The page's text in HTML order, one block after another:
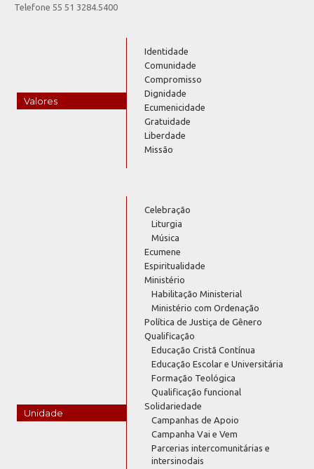
Telefone 55 51 3284.5400
Valores
Identidade
Comunidade
Compromisso
Dignidade
Ecumenicidade
Gratuidade
Liberdade
Missão
Unidade
Celebração
Liturgia
Música
Ecumene
Espiritualidade
Ministério
Habilitação Ministerial
Ministério com Ordenação
Política de Justiça de Gênero
Qualificação
Educação Cristã Contínua
Educação Escolar e Universitária
Formação Teológica
Qualificação funcional
Solidariedade
Campanhas de Apoio
Campanha Vai e Vem
Parcerias intercomunitárias e
intersinodais